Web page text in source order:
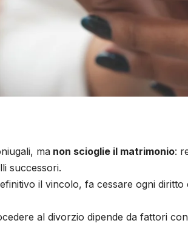
ma non scioglie il matrimonio:
successori.
il vincolo, fa cessare ogni
al divorzio dipende da fattori